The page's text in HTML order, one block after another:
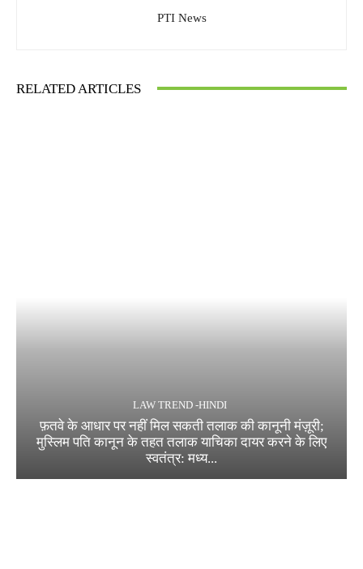
PTI News
RELATED ARTICLES
LAW TREND -HINDI
फ़तवे के आधार पर नहीं मिल सकती तलाक की कानूनी मंज़ूरी;
मुस्लिम पति कानून के तहत तलाक याचिका दायर करने के लिए
स्वतंत्र: मध्य...